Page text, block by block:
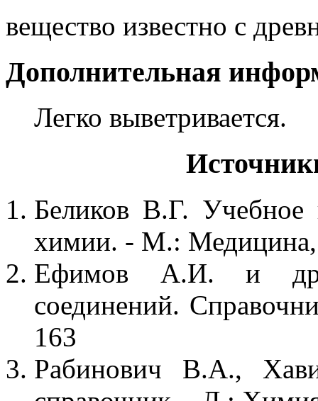
вещество известно с
Дополнительная
Легко выветривается.
Беликов В.Г. Учебное
химии. - М.:
Ефимов А.И. и др.
соединений.
163
Рабинович В.А.,